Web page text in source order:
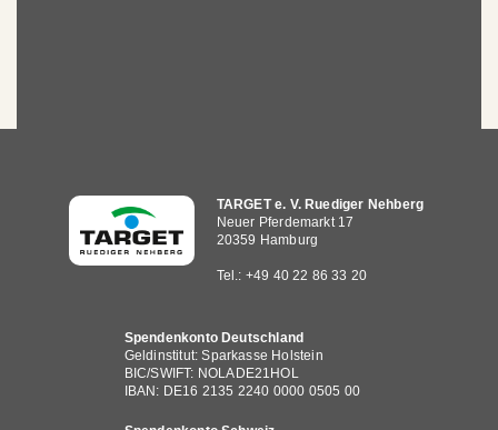
Hauptnavigation
TARGET e. V. Ruediger Nehberg
Neuer Pferdemarkt 17
20359 Hamburg
Tel.: +49 40 22 86 33 20
Spendenkonto Deutschland
Geldinstitut: Sparkasse Holstein
BIC/SWIFT: NOLADE21HOL
IBAN: DE16 2135 2240 0000 0505 00